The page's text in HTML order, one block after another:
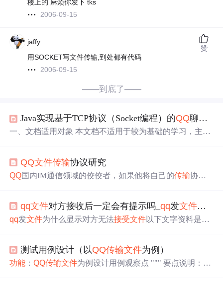
楼上的 麻烦你发下 tks
2006-09-15
jaffy
用SOCKET写文件传输,到处都有代码
2006-09-15
赞
——到底了——
Java实现基于TCP协议（Socket编程）的QQ聊天和
一、文档适用对象 本文档不适用于较为基础的学习，主要
实现了TCP协议下的QQ聊天和
理： 1. Socket编程实现客户端和服务器之间传递消息 Java
QQ文件传输协议研究
QQ国内IM通信领域的佼佼者，如果他将自己的传输协议
协议。通过以上实验，我们可以知道QQ离线传输到服务
器，服务器对该 文件的校验主要是依赖于文件的md5数
是有周期的，这一点还是QQ群存储时间相对永久，不过每
个免费创建的QQ 群也就10G容量。好了，下面开始进入我
们的主题，关于 QQ 传输 协议的探究。
qq文件对方接收后一定会有提示吗_qq发文件为什
qq发文件为什么显示对方无法接受文件以下文字资料是由
显示对方无法接受文件最常见的一种是有的人还在编辑。
然后忘记关掉要发送的文件了。而QQ又不会很显著的标明
测试用例设计（以QQ传输文件为例）
功能 ：QQ传输文件为例设计用例观察点 """ 要点说明：